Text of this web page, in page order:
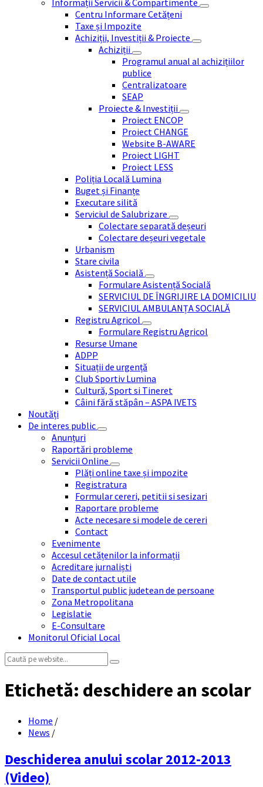
Informații Servicii & Compartimente
Centru Informare Cetățeni
Taxe și Impozite
Achiziții, Investiții & Proiecte
Achiziții
Programul anual al achizițiilor
publice
Centralizatoare
SEAP
Proiecte & Investiții
Proiect ENCOP
Proiect CHANGE
Website B-AWARE
Proiect LIGHT
Proiect LESS
Poliția Locală Lumina
Buget și Finanțe
Executare silită
Serviciul de Salubrizare
Colectare separată deșeuri
Colectare deșeuri vegetale
Urbanism
Stare civila
Asistență Socială
Formulare Asistență Socială
SERVICIUL DE ÎNGRIJIRE LA DOMICILIU
SERVICIUL AMBULANȚA SOCIALĂ
Registru Agricol
Formulare Registru Agricol
Resurse Umane
ADPP
Situații de urgență
Club Sportiv Lumina
Cultură, Sport si Tineret
Câini fără stăpân – ASPA IVETS
Noutăți
De interes public
Anunțuri
Raportări probleme
Servicii Online
Plăți online taxe și impozite
Registratura
Formular cereri, petitii si sesizari
Raportare probleme
Acte necesare si modele de cereri
Contact
Evenimente
Accesul cetățenilor la informații
Acreditare jurnaliști
Date de contact utile
Transportul public judetean de persoane
Zona Metropolitana
Legislatie
E-Consultare
Monitorul Oficial Local
Search:
Etichetă: deschidere an scolar
Home /
News /
Deschiderea anului scolar 2012-2013
(Video)